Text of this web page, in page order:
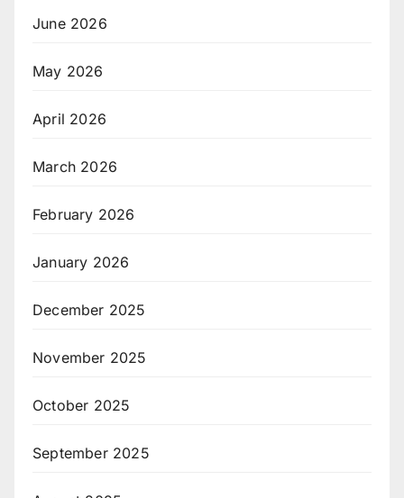
June 2026
May 2026
April 2026
March 2026
February 2026
January 2026
December 2025
November 2025
October 2025
September 2025